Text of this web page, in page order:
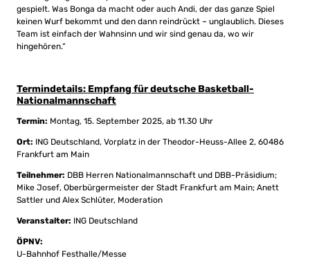
gespielt. Was Bonga da macht oder auch Andi, der das ganze Spiel
keinen Wurf bekommt und den dann reindrückt – unglaublich. Dieses
Team ist einfach der Wahnsinn und wir sind genau da, wo wir
hingehören.“
Termindetails: Empfang für deutsche Basketball-
Nationalmannschaft
Termin: Montag, 15. September 2025, ab 11.30 Uhr
Ort: ING Deutschland, Vorplatz in der Theodor-Heuss-Allee 2, 60486
Frankfurt am Main
Teilnehmer: DBB Herren Nationalmannschaft und DBB-Präsidium;
Mike Josef, Oberbürgermeister der Stadt Frankfurt am Main; Anett
Sattler und Alex Schlüter, Moderation
Veranstalter: ING Deutschland
ÖPNV:
U-Bahnhof Festhalle/Messe